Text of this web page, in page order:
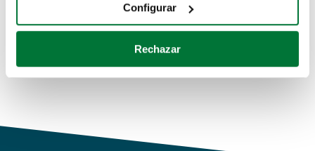
Identificar su dispositivo analizándolo activamente
para buscar características específicas (huellas
Obtenga más información sobre cómo se procesan sus
de cookies.
Configurar
Rechazar